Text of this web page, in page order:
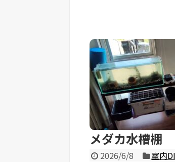
メダカ水槽棚
2026/6/8
室内